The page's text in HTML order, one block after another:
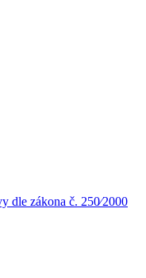
dle zákona č. 250⁄2000